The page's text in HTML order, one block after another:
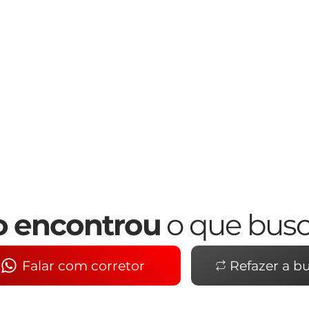
encontrou o que
Falar com corretor Refazer a